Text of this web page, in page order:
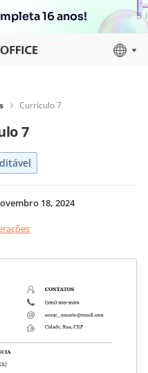
16 anos!
Currículo 7
7
18, 2024